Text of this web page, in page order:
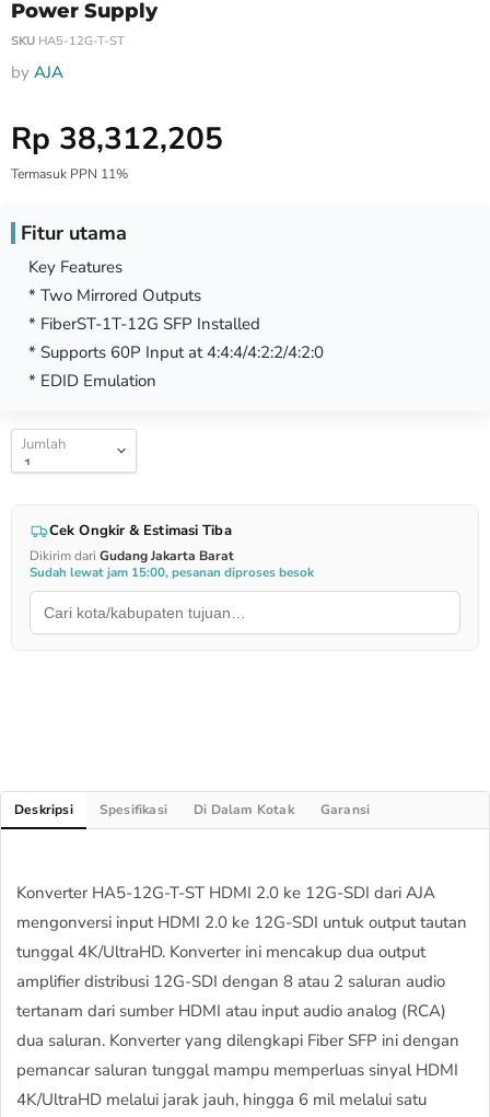
Power Supply
SKU HA5-12G-T-ST
by AJA
Harga Special
Rp 38,312,205
Termasuk PPN 11%
Fitur utama
Key Features
* Two Mirrored Outputs
* FiberST-1T-12G SFP Installed
* Supports 60P Input at 4:4:4/4:2:2/4:2:0
* EDID Emulation
Jumlah
Cek Ongkir & Estimasi Tiba
Dikirim dari Gudang Jakarta Barat
Sudah lewat jam 15:00, pesanan diproses besok
Deskripsi Spesifikasi Di Dalam Kotak Garansi
Konverter HA5-12G-T-ST HDMI 2.0 ke 12G-SDI dari AJA
mengonversi input HDMI 2.0 ke 12G-SDI untuk output tautan
tunggal 4K/UltraHD. Konverter ini mencakup dua output
amplifier distribusi 12G-SDI dengan 8 atau 2 saluran audio
tertanam dari sumber HDMI atau input audio analog (RCA)
dua saluran. Konverter yang dilengkapi Fiber SFP ini dengan
pemancar saluran tunggal mampu memperluas sinyal HDMI
4K/UltraHD melalui jarak jauh, hingga 6 mil melalui satu